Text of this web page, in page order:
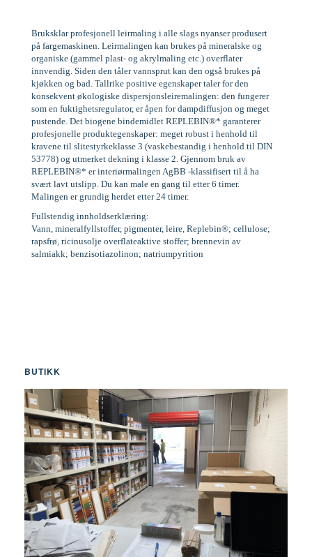
Bruksklar profesjonell leirmaling i alle slags nyanser produsert
på fargemaskinen. Leirmalingen kan brukes på mineralske og
organiske (gammel plast- og akrylmaling etc.) overflater
innvendig. Siden den tåler vannsprut kan den også brukes på
kjøkken og bad. Tallrike positive egenskaper taler for den
konsekvent økologiske dispersjonsleiremalingen: den fungerer
som en fuktighetsregulator, er åpen for dampdiffusjon og meget
pustende. Det biogene bindemidlet REPLEBIN®* garanterer
profesjonelle produktegenskaper: meget robust i henhold til
kravene til slitestyrkeklasse 3 (vaskebestandig i henhold til DIN
53778) og utmerket dekning i klasse 2. Gjennom bruk av
REPLEBIN®* er interiørmalingen AgBB -klassifisert til å ha
svært lavt utslipp. Du kan male en gang til etter 6 timer.
Malingen er grundig herdet etter 24 timer.
Fullstendig innholdserklæring:
Vann, mineralfyllstoffer, pigmenter, leire, Replebin®; cellulose;
rapsfrø, ricinusolje overflateaktive stoffer; brennevin av
salmiakk; benzisotiazolinon; natriumpyrition
BUTIKK